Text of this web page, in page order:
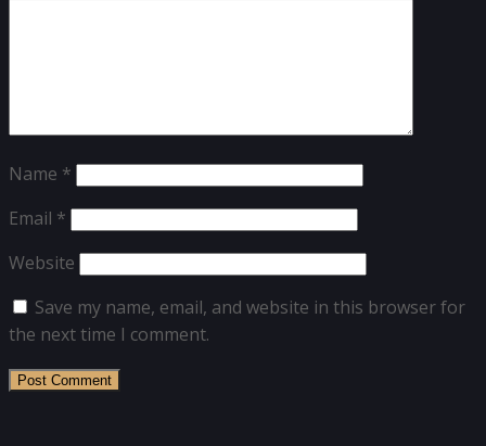
Name *
Email *
Website
Save my name, email, and website in this browser for
the next time I comment.